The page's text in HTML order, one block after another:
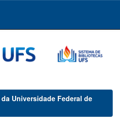
Universidade Federal de